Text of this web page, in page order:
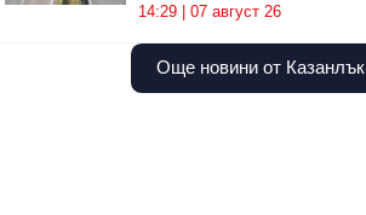
14:29 | 07 август 26
Още новини от Казанлък